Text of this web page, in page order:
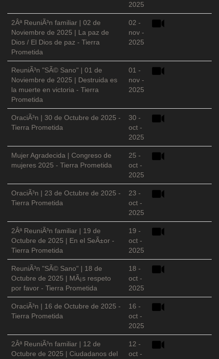
2025
2Âª ReuniÃ³n familiar | 02 de
Noviembre de 2025 | La paz de
Dios / El Dios de paz - Tierra
Prometida
02 -
nov -
2025
ReuniÃ³n "SÃ© Sano" | 01 de
Noviembre de 2025 | Destruida es
la muerte en victoria - Tierra
Prometida
01 -
nov -
2025
OraciÃ³n | 30 de Octubre de 2025 -
Tierra Prometida
30 -
oct -
2025
Mujer Agradecida | Congreso de
mujeres 2025 - Tierra Prometida
25 -
oct -
2025
OraciÃ³n | 23 de Octubre de 2025 -
Tierra Prometida
23 -
oct -
2025
2Âª ReuniÃ³n familiar | 19 de
Octubre de 2025 | En el SeÃ±or -
Tierra Prometida
19 -
oct -
2025
ReuniÃ³n "SÃ© Sano" | 18 de
Octubre de 2025 | MÃ¡s respeto
por favor - Tierra Prometida
18 -
oct -
2025
OraciÃ³n | 16 de Octubre de 2025 -
Tierra Prometida
16 -
oct -
2025
2Âª ReuniÃ³n familiar | 12 de
Octubre de 2025 | Ciudadanos del
12 -
oct -